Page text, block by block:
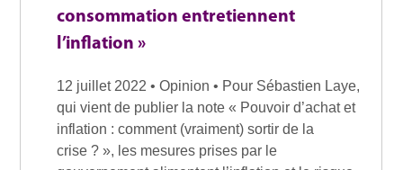
consommation entretiennent
l’inflation »
12 juillet 2022 • Opinion • Pour Sébastien Laye,
qui vient de publier la note « Pouvoir d’achat et
inflation : comment (vraiment) sortir de la
crise ? », les mesures prises par le